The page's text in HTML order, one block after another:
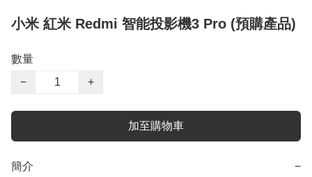
小米 紅米 Redmi 智能投影機3 Pro (預購產品)
數量
−
+
加至購物車
簡介 −